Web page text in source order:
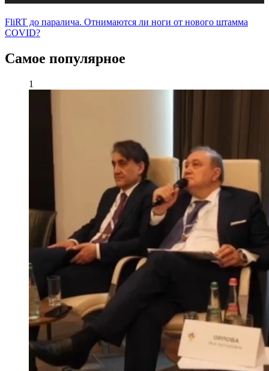
FliRT до паралича. Отнимаются ли ноги от нового штамма
COVID?
Самое популярное
1